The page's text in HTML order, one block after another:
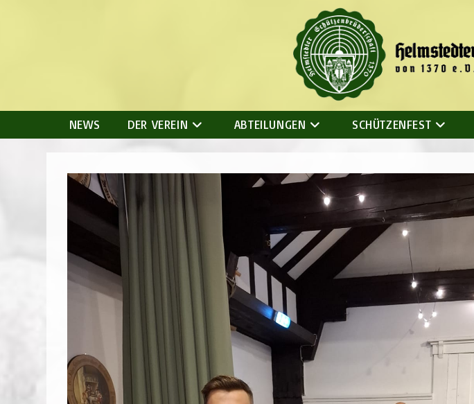
NEWS DER VEREIN ABTEILUNGEN SCHÜTZENFEST